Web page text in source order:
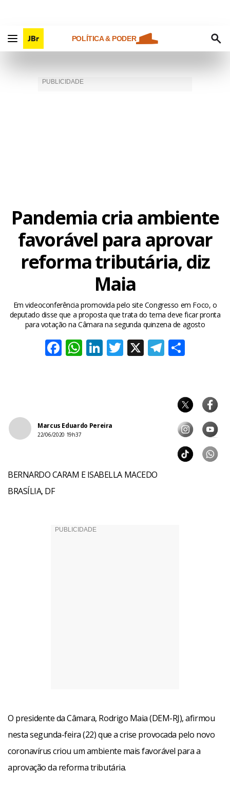
POLÍTICA & PODER
Pandemia cria ambiente
favorável para aprovar
reforma tributária, diz
Maia
Em videoconferência promovida pelo site Congresso em Foco, o
deputado disse que a proposta que trata do tema deve ficar pronta
para votação na Câmara na segunda quinzena de agosto
Facebook
WhatsApp
LinkedIn
Twitter
X
Marcus Eduardo Pereira
22/06/2020 19h37
BERNARDO CARAM E ISABELLA MACEDO
BRASÍLIA, DF
O presidente da Câmara, Rodrigo Maia (DEM-RJ), afirmou
nesta segunda-feira (22) que a crise provocada pelo novo
coronavírus criou um ambiente mais favorável para a
aprovação da reforma tributária.